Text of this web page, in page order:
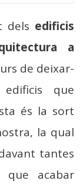
dels edificis
a
de deixar-
que
és la sort
la qual
tantes
que acabar